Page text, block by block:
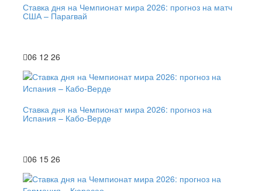
Ставка дня на Чемпионат мира 2026: прогноз на матч
США – Парагвай
06 12 26
Ставка дня на Чемпионат мира 2026: прогноз на
Испания – Кабо-Верде
06 15 26